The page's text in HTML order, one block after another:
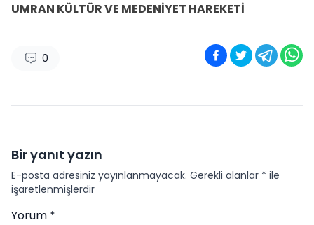
UMRAN KÜLTÜR VE MEDENİYET HAREKETİ
0
Bir yanıt yazın
E-posta adresiniz yayınlanmayacak. Gerekli alanlar * ile
işaretlenmişlerdir
Yorum *